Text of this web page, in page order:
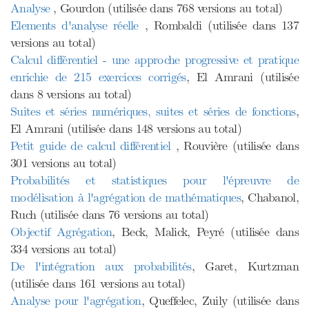
Analyse , Gourdon (utilisée dans 768 versions au total)
Elements d'analyse réelle , Rombaldi (utilisée dans 137
versions au total)
Calcul différentiel - une approche progressive et pratique
enrichie de 215 exercices corrigés, El Amrani (utilisée
dans 8 versions au total)
Suites et séries numériques, suites et séries de fonctions,
El Amrani (utilisée dans 148 versions au total)
Petit guide de calcul différentiel , Rouvière (utilisée dans
301 versions au total)
Probabilités et statistiques pour l'épreuvre de
modélisation à l'agrégation de mathématiques, Chabanol,
Ruch (utilisée dans 76 versions au total)
Objectif Agrégation, Beck, Malick, Peyré (utilisée dans
334 versions au total)
De l'intégration aux probabilités, Garet, Kurtzman
(utilisée dans 161 versions au total)
Analyse pour l'agrégation, Queffelec, Zuily (utilisée dans